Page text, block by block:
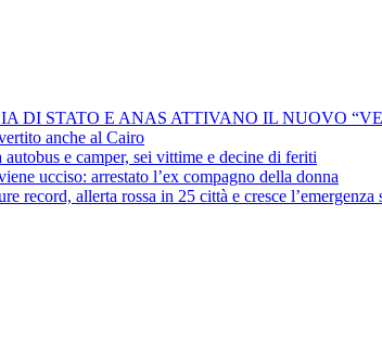
DI STATO E ANAS ATTIVANO IL NUOVO
anche al Cairo
e camper, sei vittime e decine di feriti
ucciso: arrestato l’ex compagno della donna
record, allerta rossa in 25 città e cresce l’emergenza